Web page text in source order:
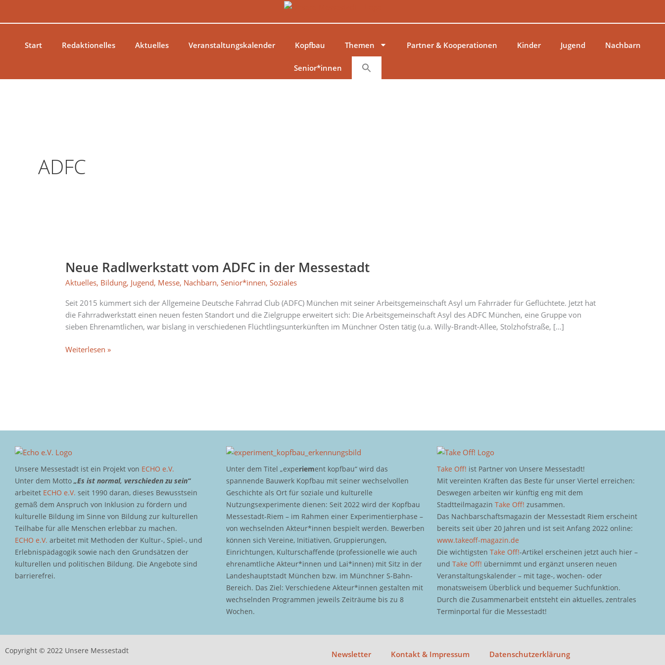
Start
Redaktionelles Aktuelles Veranstaltungskalender Kopfbau Themen Partner & Kooperationen Kinder Jugend Nachbarn
Senior*innen
ADFC
Neue Radlwerkstatt vom ADFC in der Messestadt
Aktuelles, Bildung, Jugend, Messe, Nachbarn,Senior*innen,Soziales
Seit 2015 kümmert sich der Allgemeine Deutsche Fahrrad Club (ADFC) München mit seiner Arbeitsgemeinschaft Asyl um Fahrräder für Geflüchtete. Jetzt hat
die Fahrradwerkstatt einen neuen festen Standort und die Zielgruppe erweitert sich: Die Arbeitsgemeinschaft Asyl des ADFC München, eine Gruppe von
sieben Ehrenamtlichen, war bislang in verschiedenen Flüchtlingsunterkünften im Münchner Osten tätig (u.a. Willy-Brandt-Allee, Stolzhofstraße, […]
vom
ADFC
der
Messestadt
Weiterlesen »
Unsere Messestadt ist ein Projekt von ECHO e.V.
Unter dem Motto „Es ist normal, verschieden zu sein“
arbeitet ECHO e.V. seit 1990 daran, dieses Bewusstsein
gemäß dem Anspruch von Inklusion zu fördern und
kulturelle Bildung im Sinne von Bildung zur kulturellen
Teilhabe für alle Menschen erlebbar zu machen.
ECHO e.V. arbeitet mit Methoden der Kultur-, Spiel-, und
Erlebnispädagogik sowie nach den Grundsätzen der
kulturellen und politischen Bildung. Die Angebote sind
barrierefrei.
Unter dem Titel „experiement kopfbau“ wird das
spannende Bauwerk Kopfbau mit seiner wechselvollen
Geschichte als Ort für soziale und kulturelle
Nutzungsexperimente dienen: Seit 2022 wird der Kopfbau
Messestadt-Riem – im Rahmen einer Experimentierphase –
von wechselnden Akteur*innen bespielt werden. Bewerben
können sich Vereine, Initiativen, Gruppierungen,
Einrichtungen, Kulturschaffende (professionelle wie auch
ehrenamtliche Akteur*innen und Lai*innen) mit Sitz in der
Landeshauptstadt München bzw. im Münchner S-Bahn-
Bereich. Das Ziel: Verschiedene Akteur*innen gestalten mit
wechselnden Programmen jeweils Zeiträume bis zu 8
Wochen.
Take Off! ist Partner von Unsere Messestadt!
Mit vereinten Kräften das Beste für unser Viertel erreichen:
Deswegen arbeiten wir künftig eng mit dem
StadtteilmagazinTake Off! zusammen.
Das Nachbarschaftsmagazin der Messestadt Riem erscheint
bereits seit über 20 Jahren und ist seit Anfang 2022 online:
www.takeoff-magazin.de
Die wichtigstenTake Off!-Artikel erscheinen jetzt auch hier –
undTake Off! übernimmt und ergänzt unseren neuen
Veranstaltungskalender – mit tage-, wochen- oder
monatsweisem Überblick und bequemer Suchfunktion.
Durch die Zusammenarbeit entsteht ein aktuelles, zentrales
Terminportal für die Messestadt!
Copyright © 2022 Unsere Messestadt Newsletter Kontakt & Impressum Datenschutzerklärung